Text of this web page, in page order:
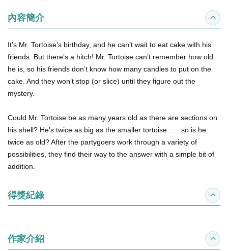
內容簡介 收合
It’s Mr. Tortoise’s birthday, and he can’t wait to eat cake with his
friends. But there’s a hitch! Mr. Tortoise can’t remember how old
he is, so his friends don’t know how many candles to put on the
cake. And they won’t stop (or slice) until they figure out the
mystery.
Could Mr. Tortoise be as many years old as there are sections on
his shell? He’s twice as big as the smaller tortoise . . . so is he
twice as old? After the partygoers work through a variety of
possibilities, they find their way to the answer with a simple bit of
addition.
得獎紀錄 收合
作家介紹 收合